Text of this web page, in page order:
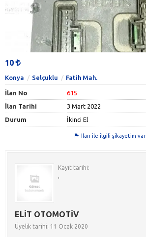
10
Konya Selçuklu Fatih Mah.
İlan No
615
İlan Tarihi
3 Mart 2022
Durum
İkinci El
İlan ile ilgili şikayetim var
Kayıt tarihi:
,
ELİT OTOMOTİV
Üyelik tarihi: 11 Ocak 2020